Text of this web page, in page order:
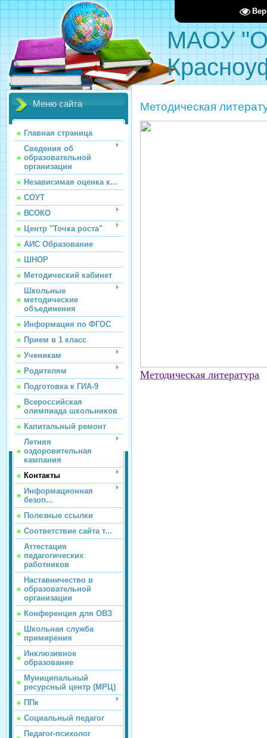
МАОУ
Меню сайта
Главная страница
Сведения об
образовательной
организации
Независимая оценка к...
СОУТ
ВСОКО
Центр "Точка роста"
АИС Образование
ШНОР
Методический кабинет
Школьные
методические
объединения
Информация по ФГОС
Прием в 1 класс
Ученикам
Родителям
Подготовка к ГИА-9
Всероссийская
олимпиада школьников
Капитальный ремонт
Летняя
оздоровительная
кампания
Контакты
Информационная
безоп...
Полезные ссылки
Соответствие сайта т...
Аттестация
педагогических
работников
Наставничество в
образовательной
организации
Конференция для ОВЗ
Школьная служба
примирения
Инклюзивное
образование
Муниципальный
ресурсный центр (МРЦ)
ППк
Социальный педагог
Педагог-психолог
Методическая
Методическая литература